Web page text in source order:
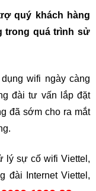
quý khách hàng
trong quá trình sử
wifi ngày càng
đài tư vấn lắp đặt
đã sớm cho ra mắt
lý sự cố wifi Viettel,
đài Internet Viettel,